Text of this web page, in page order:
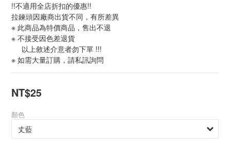
!!不適用全店折扣的優惠!!
拉鍊頭因廠商出貨不同，有所差異
※ 此商品為特價商品，售出不退
※ 不接受因色差退貨
     以上敘述介意者勿下單 !!!
※ 如需大量訂購，請私訊詢問
NT$25
顏色